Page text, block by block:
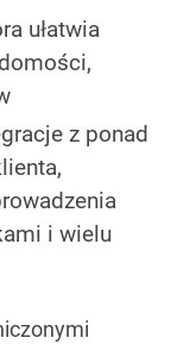
ułatwia
z ponad
i wielu